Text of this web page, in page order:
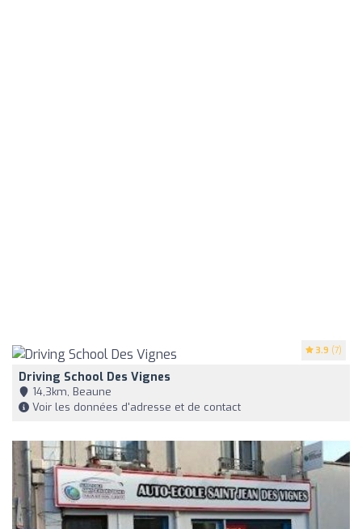
3.9 (7)
Driving School Des Vignes
14,3km, Beaune
Voir les données d'adresse et de contact